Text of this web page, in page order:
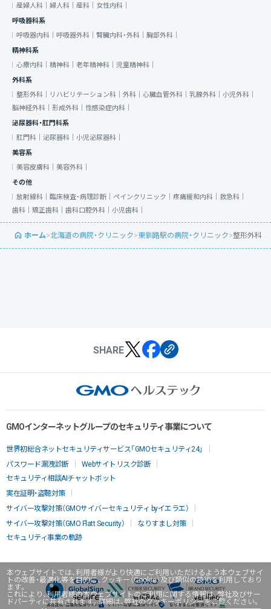
本ウェブサイトでは、利用者様がより快適にご利用いただけるよう本ウェブサイ
トの改善・最適化等を目的に、クッキー（Cookie）及び類似の技術を利用しており
ます。
これにより、利用者様の本ウェブサイトのご利用に関する情報は、弊社及びサー
ドパーティに共有されます。詳細は、弊社のクッキーポリシーをご覧ください。
産婦人科｜ 婦人科｜ 産科｜ 女性内科｜
呼吸器科系
呼吸器内科｜ 呼吸器外科｜ 腎臓内科・外科｜ 胸部外科｜
精神科系
心療内科｜ 精神科｜ 老年精神科｜ 児童精神科｜
外科系
整形外科｜
リハビリテーション科｜ 外科｜ 心臓血管外科｜ 乳腺外科｜ 小児外科｜
脳神経外科｜ 形成外科｜ 性感染症内科｜
泌尿器科・肛門科系
肛門科｜ 泌尿器科｜ 小児泌尿器科｜
美容系
美容皮膚科｜ 美容外科｜
その他
放射線科｜ 臨床検査・病理診断｜ ペインクリニック｜ 疼痛緩和内科｜ 救急科｜
歯科｜ 矯正歯科｜ 歯科口腔外科｜ 小児歯科｜
ホーム>北海道の病院・クリニック>東釧路駅の病院・クリニック>整形外科
SHARE
GMOインターネットグループのセキュリティ事業について
世界初総合ネットセキュリティサービス「GMOセキュリティ24」
パスワード漏洩診断
Webサイトリスク診断
セキュリティ相談AIチャットボット
実在証明・盗聴対策
サイバー攻撃対策（GMOサイバーセキュリティ byイエラエ）
サイバー攻撃対策（GMO Flatt Security）
なりすまし対策
セキュリティ事業の軌跡